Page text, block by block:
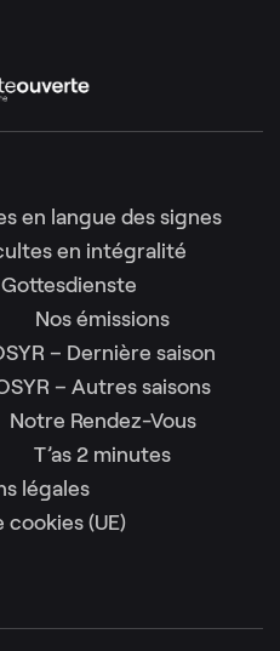
en langue des signes
en intégralité
Gottesdienste
Nos émissions
– Dernière saison
– Autres saisons
Notre Rendez-Vous
T’as 2 minutes
légales
cookies (UE)